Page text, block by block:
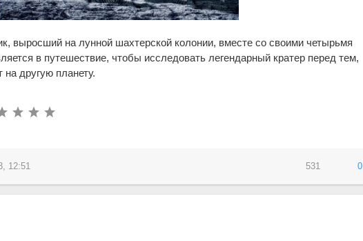
выросший на лунной шахтерской колонии, вместе со своими четырьмя
в путешествие, чтобы исследовать легендарный кратер перед тем,
на другую планету.
531 0
12:51